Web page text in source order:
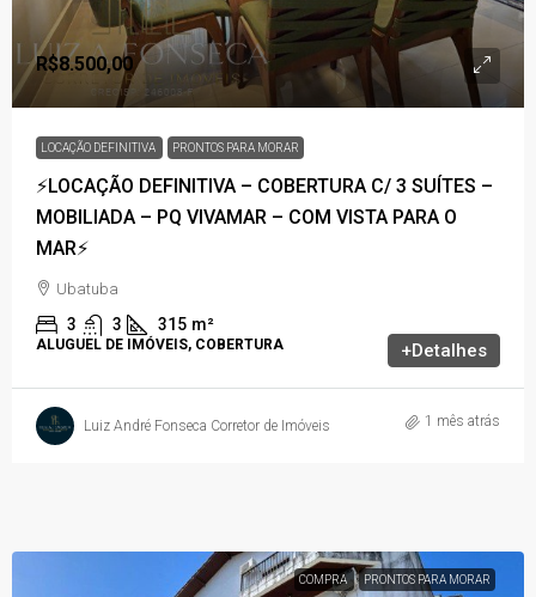
R$8.500,00
LOCAÇÃO DEFINITIVA PRONTOS PARA MORAR
⚡LOCAÇÃO DEFINITIVA – COBERTURA C/ 3 SUÍTES –
MOBILIADA – PQ VIVAMAR – COM VISTA PARA O
MAR⚡
Ubatuba
3 3 315 m²
ALUGUEL DE IMÓVEIS, COBERTURA +Detalhes
Luiz André Fonseca Corretor de Imóveis 1 mês atrás
COMPRA PRONTOS PARA MORAR